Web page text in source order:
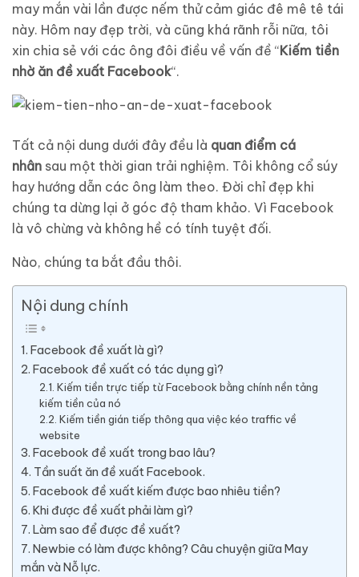
may mắn vài lần được nếm thử cảm giác đê mê tê tái
này. Hôm nay đẹp trời, và cũng khá rãnh rỗi nữa, tôi
xin chia sẻ với các ông đôi điều về vấn đề “Kiếm tiền
nhờ ăn đề xuất Facebook“.
Tất cả nội dung dưới đây đều là quan điểm cá
nhân sau một thời gian trải nghiệm. Tôi không cổ súy
hay hướng dẫn các ông làm theo. Đời chỉ đẹp khi
chúng ta dừng lại ở góc độ tham khảo. Vì Facebook
là vô chừng và không hề có tính tuyệt đối.
Nào, chúng ta bắt đầu thôi.
Nội dung chính
1. Facebook đề xuất là gì?
2. Facebook đề xuất có tác dụng gì?
2.1. Kiếm tiền trực tiếp từ Facebook bằng chính nền tảng
kiếm tiền của nó
2.2. Kiếm tiền gián tiếp thông qua việc kéo traffic về
website
3. Facebook đề xuất trong bao lâu?
4. Tần suất ăn đề xuất Facebook.
5. Facebook đề xuất kiếm được bao nhiêu tiền?
6. Khi được đề xuất phải làm gì?
7. Làm sao để được đề xuất?
7. Newbie có làm được không? Câu chuyện giữa May
mắn và Nỗ lực.